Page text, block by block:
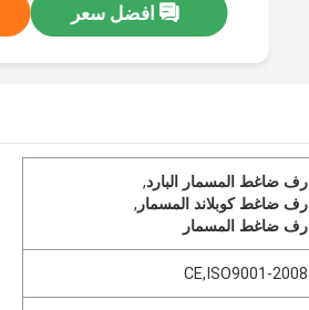
افضل سعر
رف ضاغط المسمار البارد,
رف ضاغط كوبلاند المسمار ,
رف ضاغط المسمار
CE,ISO9001-2008